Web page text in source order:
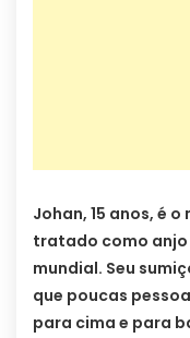
Johan, 15 anos, é
tratado como
mundial. Seu
que poucas
para cima e para